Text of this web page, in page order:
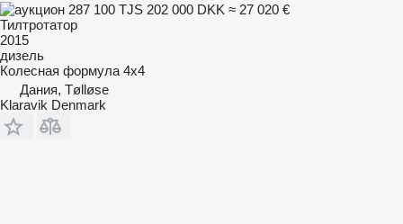
287 100 TJS 202 000 DKK ≈ 27 020 €
Тилтротатор
2015
дизель
Колесная формула 4x4
Дания, Tølløse
Klaravik Denmark